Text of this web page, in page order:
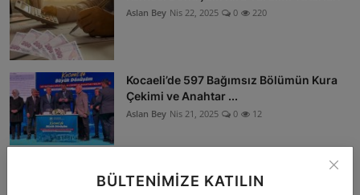
BÜLTENIMIZE KATILIN
Aslan Bey Nis 22, 2025 0 220
Kocaeli’de 597 Bağımsız Bölümün Kura
Çekimi ve Anahtar ...
Aslan Bey Nis 21, 2025 0 12
Rehberi